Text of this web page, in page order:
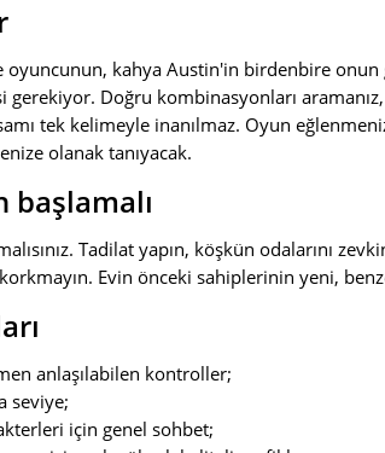
oyuncunun, kahya Austin'in birdenbire
gerekiyor. Doğru kombinasyonları
tek kelimeyle inanılmaz. Oyun
olanak tanıyacak.
başlamalı
Tadilat yapın, köşkün odalarını
Evin önceki sahiplerinin yeni,
anlaşılabilen kontroller;
seviye;
için genel sohbet;